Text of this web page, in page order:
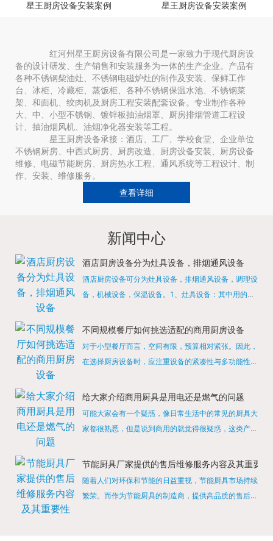
星王厨房设备安装案例 星王厨房设备安装案例
红河州星王厨房设备有限公司是一家致力于现代厨房设
备的设计研发、生产销售和安装服务为一体的生产企业。产品有
各种不锈钢柴油灶、不锈钢电磁炉灶的制作及安装、保鲜工作
台、冰柜、冷藏柜、蒸饭柜、各种不锈钢保温水池、不锈钢菜
架、和面机、绞肉机及厨房工程安装配套设备。专业制作各种
大、中、小型不锈钢、镀锌板抽油烟罩、厨房排烟管道工程设
计、抽油烟风机、油烟净化器安装等工程。
星王厨房设备承接：酒店、工厂、学校食堂、企业单位
不锈钢厨房、中西式厨房、厨房改造、厨房设备安装、厨房设备
维修、电磁节能厨房、厨房热水工程、通风系统等工程设计、制
作、安装、维修服务。
查看详细
新闻中心
酒店厨房设备分为灶具设备，排烟通风设备
酒店厨房设备可分为灶具设备，排烟通风设备，调理设
备，机械设备，保温设备。1、灶具设备：其中用的较
缺少的，经过相关检测证明的合格设备才能进行使用，
不同规模餐厅如何挑选适配的商用厨房设备
对于小型餐厅而言，空间有限，预算相对紧张。因此，
在选择厨房设备时，应注重设备的紧凑性与多功能性。
烹饪设备，既能节省空间，又能满足多样化的烹饪需
给大家介绍商用厨具是用电还是燃气的问题
可能大家会有一个疑惑，像日常生活中的常见的厨具大
家都很熟悉，但是说到商用的就觉得很疑惑，这类产品
店用的就是商用的吗?还真别说，真被大家猜对了，这
节能厨具厂家提供的售后维修服务内容及其重要性
随着人们对环保和节能的日益重视，节能厨具市场持续
繁荣。而作为节能厨具的制造商，提供高品质的售后维